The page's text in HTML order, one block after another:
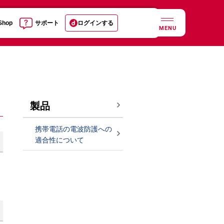
サポート ログインする
MENU
製品
携帯電話の電波防護への
適合性について